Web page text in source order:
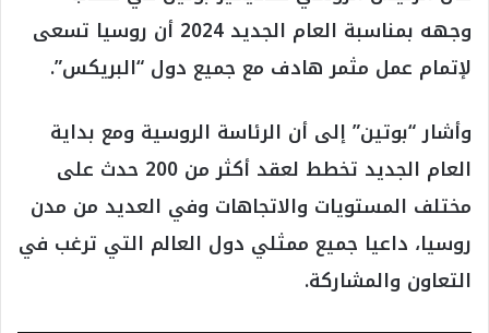
وجهه بمناسبة العام الجديد 2024 أن روسيا تسعى
لإتمام عمل مثمر هادف مع جميع دول “البريكس”.
وأشار “بوتين” إلى أن الرئاسة الروسية ومع بداية
العام الجديد تخطط لعقد أكثر من 200 حدث على
مختلف المستويات والاتجاهات وفي العديد من مدن
روسيا، داعيا جميع ممثلي دول العالم التي ترغب في
التعاون والمشاركة.